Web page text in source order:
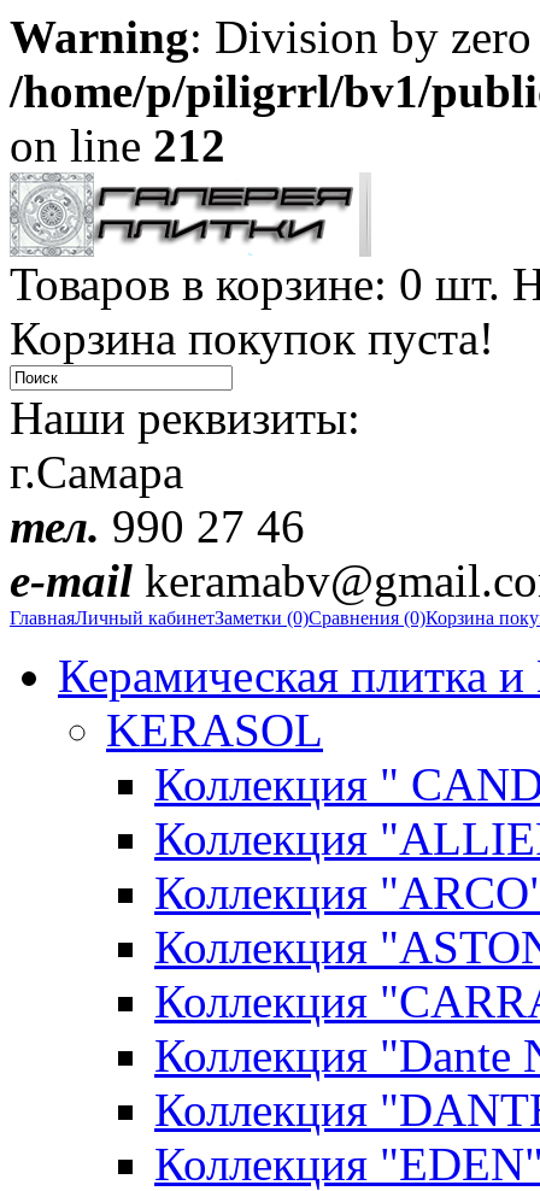
Warning: Division by
/home/p/piligrrl/bv1/
on line 212
Товаров в корзине: 0 шт.
Корзина покупок пуста!
Наши реквизиты:
г.Самара
тел. 990 27 46
e-mail
ГлавнаяЛичный кабинетЗаметки (0)Сравнения (0)Корзина
Керамическая плитка
KERASOL
Коллекция "
Коллекция
Коллекция
Коллекция
Коллекция
Коллекция "Dante
Коллекция
Коллекция